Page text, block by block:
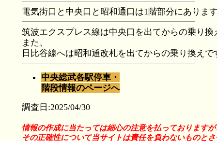
電気街口と中央口と昭和通口は1階部分にありま
筑波エクスプレス線は中央口を出てからの乗り換
また、
日比谷線へは昭和通改札を出てからの乗り換えで
中央総武各駅停車・
階段情報のページへ
調査日:2025/04/30
情報の作成に当たっては細心の注意を払っておりますが
その正確性について当サイトは責任を負わないものと